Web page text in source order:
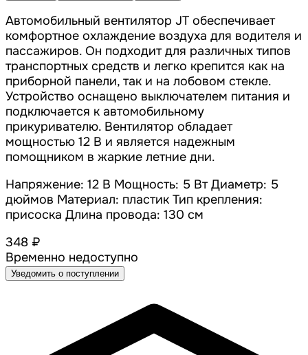
Автомобильный вентилятор JT обеспечивает
комфортное охлаждение воздуха для водителя и
пассажиров. Он подходит для различных типов
транспортных средств и легко крепится как на
приборной панели, так и на лобовом стекле.
Устройство оснащено выключателем питания и
подключается к автомобильному
прикуривателю. Вентилятор обладает
мощностью 12 В и является надежным
помощником в жаркие летние дни.
Напряжение: 12 В Мощность: 5 Вт Диаметр: 5
дюймов Материал: пластик Тип крепления:
присоска Длина провода: 130 см
348 ₽
Временно недоступно
Уведомить о поступлении